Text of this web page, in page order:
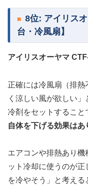
8位: アイリス
台・冷風扇】
アイリスオーヤマ
正確には冷風扇（排
く涼しい風が欲しい
冷剤をセットすること
自体を下げる効果はあ
エアコンや排熱あり
ット冷却に使うのが
を冷やそう」と考え